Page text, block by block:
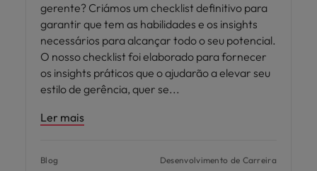
gerente? Criámos um checklist definitivo para
garantir que tem as habilidades e os insights
necessários para alcançar todo o seu potencial.
O nosso checklist foi elaborado para fornecer
os insights práticos que o ajudarão a elevar seu
estilo de gerência, quer se
Ler mais
Blog Desenvolvimento de Carreira